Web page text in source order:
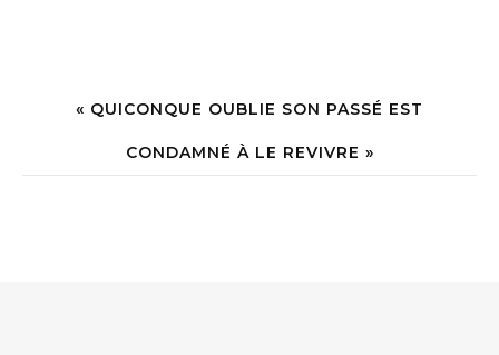
« QUICONQUE OUBLIE SON PASSÉ EST
CONDAMNÉ À LE REVIVRE »